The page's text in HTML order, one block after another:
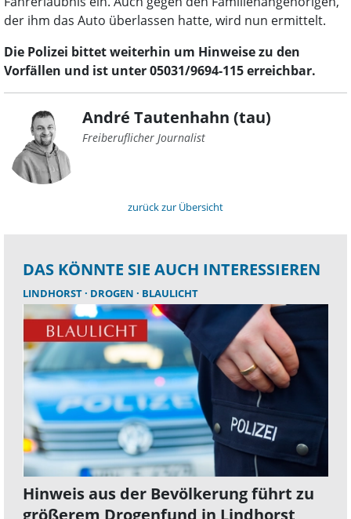
der ihm das Auto überlassen hatte, wird nun ermittelt.
Die Polizei bittet weiterhin um Hinweise zu den
Vorfällen und ist unter 05031/9694-115 erreichbar.
André Tautenhahn (tau)
Freiberuflicher Journalist
zurück zur Übersicht
DAS KÖNNTE SIE AUCH INTERESSIEREN
LINDHORST DROGEN BLAULICHT
Hinweis aus der Bevölkerung führt zu
größerem Drogenfund in Lindhorst